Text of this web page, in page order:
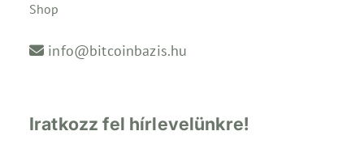
Shop
info@bitcoinbazis.hu
Iratkozz fel hírlevelünkre!